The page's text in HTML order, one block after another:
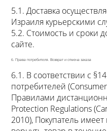
5.1. Доставка
Израиля курьерскими
5.2. Стоимость и сроки
сайте.
6. Права потребителя. Возврат и отмена заказа
6.1. В соответствии с
потребителей
Правилами
Protection Regulations
2010), Покупатель